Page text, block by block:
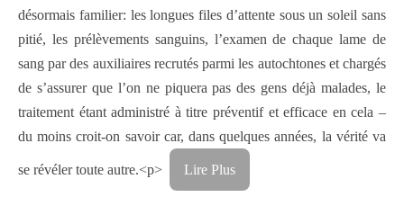
désormais familier: les longues files d’attente sous un soleil sans
pitié, les prélèvements sanguins, l’examen de chaque lame de
sang par des auxiliaires recrutés parmi les autochtones et chargés
de s’assurer que l’on ne piquera pas des gens déjà malades, le
traitement étant administré à titre préventif et efficace en cela –
du moins croit-on savoir car, dans quelques années, la vérité va
se révéler toute autre.<p> Lire Plus